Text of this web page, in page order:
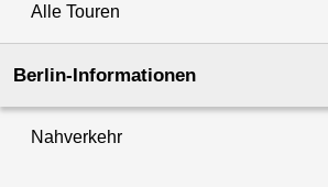
Alle Touren
Berlin-Informationen
Nahverkehr